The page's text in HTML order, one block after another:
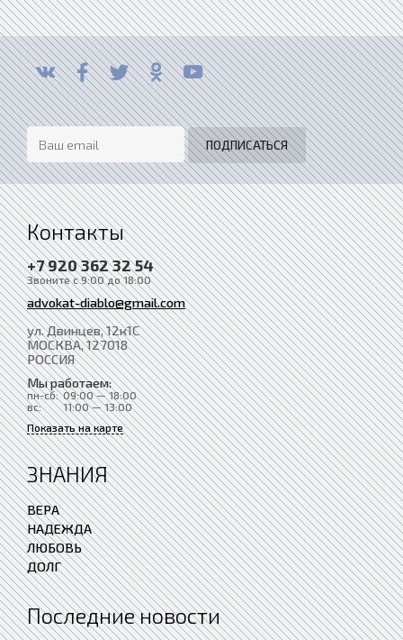
Контакты
+7 920 362 32 54
Звоните с 9:00 до 18:00
advokat-diablo@gmail.com
ул. Двинцев, 12к1С
МОСКВА, 127018
РОССИЯ
Мы работаем:
пн-сб: 09:00 — 18:00
вс:
11:00 — 13:00
Показать на карте
ЗНАНИЯ
ВЕРА
НАДЕЖДА
ЛЮБОВЬ
ДОЛГ
Последние новости